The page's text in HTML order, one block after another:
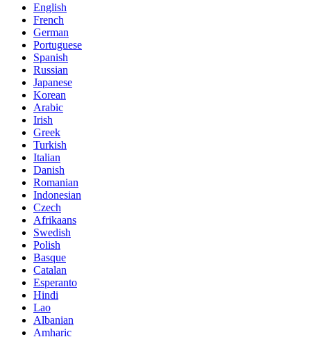
English
French
German
Portuguese
Spanish
Russian
Japanese
Korean
Arabic
Irish
Greek
Turkish
Italian
Danish
Romanian
Indonesian
Czech
Afrikaans
Swedish
Polish
Basque
Catalan
Esperanto
Hindi
Lao
Albanian
Amharic